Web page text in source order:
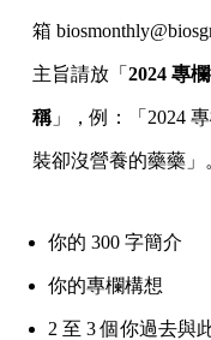
箱
主旨請放「 2024 專
稱」，例：「2024
裝卻沒營養的藥藥
你的 300 字簡介
你的專欄構想
2 至 3 個你過去與